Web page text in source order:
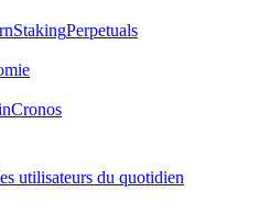
StakingPerpetuals
Cronos
utilisateurs du quotidien